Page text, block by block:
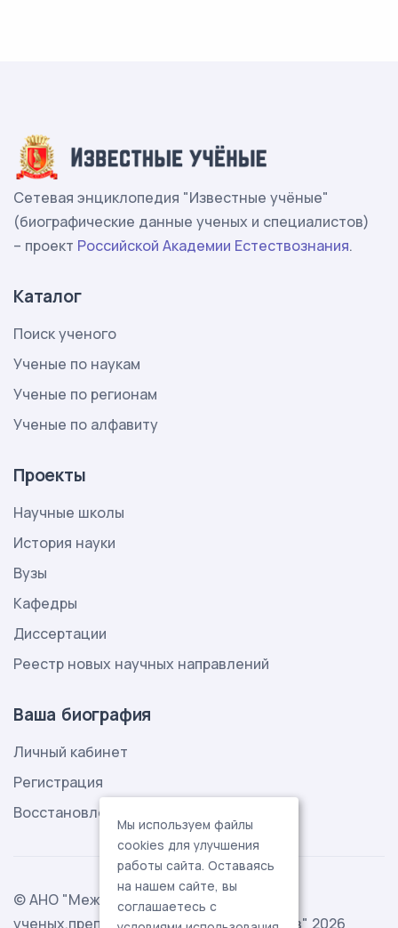
Сетевая энциклопедия "Известные учёные"
(биографические данные ученых и специалистов)
– проект Российской Академии Естествознания.
Каталог
Поиск ученого
Ученые по наукам
Ученые по регионам
Ученые по алфавиту
Проекты
Научные школы
История науки
Вузы
Кафедры
Диссертации
Реестр новых научных направлений
Ваша биография
Личный кабинет
Регистрация
Восстановление пароля
© АНО "Международная ассоциация
ученых,преподавателей и специалистов" 2026
Мы используем файлы
cookies для улучшения
работы сайта. Оставаясь
на нашем сайте, вы
соглашаетесь с